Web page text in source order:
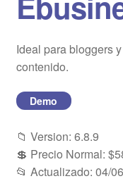
Blog
Mi cuenta
Ideal para bloggers
contenido.
Demo
📁 Version: 6.8.9
💲 Precio Normal:
📂 Actualizado: 04/